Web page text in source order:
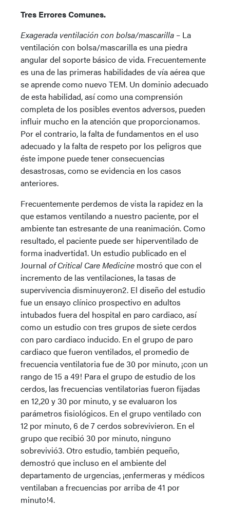
Tres Errores Comunes.
Exagerada ventilación con bolsa/mascarilla – La
ventilación con bolsa/mascarilla es una piedra
angular del soporte básico de vida. Frecuentemente
es una de las primeras habilidades de vía aérea que
se aprende como nuevo TEM. Un dominio adecuado
de esta habilidad, así como una comprensión
completa de los posibles eventos adversos, pueden
influir mucho en la atención que proporcionamos.
Por el contrario, la falta de fundamentos en el uso
adecuado y la falta de respeto por los peligros que
éste impone puede tener consecuencias
desastrosas, como se evidencia en los casos
anteriores.
Frecuentemente perdemos de vista la rapidez en la
que estamos ventilando a nuestro paciente, por el
ambiente tan estresante de una reanimación. Como
resultado, el paciente puede ser hiperventilado de
forma inadvertida1. Un estudio publicado en el
Journal of Critical Care Medicine mostró que con el
incremento de las ventilaciones, la tasas de
supervivencia disminuyeron2. El diseño del estudio
fue un ensayo clínico prospectivo en adultos
intubados fuera del hospital en paro cardiaco, así
como un estudio con tres grupos de siete cerdos
con paro cardiaco inducido. En el grupo de paro
cardiaco que fueron ventilados, el promedio de
frecuencia ventilatoria fue de 30 por minuto, ¡con un
rango de 15 a 49! Para el grupo de estudio de los
cerdos, las frecuencias ventilatorias fueron fijadas
en 12,20 y 30 por minuto, y se evaluaron los
parámetros fisiológicos. En el grupo ventilado con
12 por minuto, 6 de 7 cerdos sobrevivieron. En el
grupo que recibió 30 por minuto, ninguno
sobrevivió3. Otro estudio, también pequeño,
demostró que incluso en el ambiente del
departamento de urgencias, ¡enfermeras y médicos
ventilaban a frecuencias por arriba de 41 por
minuto!4.